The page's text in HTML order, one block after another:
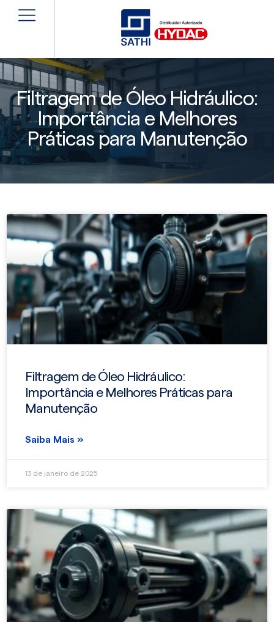
Filtragem de Óleo Hidráulico:
Importância e Melhores
Práticas para Manutenção
Filtragem de Óleo Hidráulico:
Importância e Melhores Práticas para
Manutenção
Saiba Mais »
13 de janeiro de 2025